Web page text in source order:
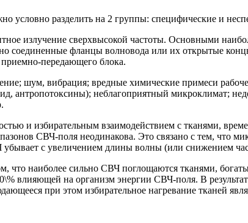
условно разделить на 2 группы: специфические и
излучение сверхвысокой частоты. Основными
соединенные фланцы волновода или их открытые
передающего блока.
шум, вибрация; вредные химические примеси
антропотоксины); неблагоприятный микроклимат;
и избирательным взаимодействием с тканями,
СВЧ-поля неодинакова. Это связано с тем, что
с увеличением длины волны (или снижением
что наиболее сильно СВЧ поглощаются тканями,
влияющей на организм энергии СВЧ-поля. В
при этом избирательное нагревание тканей